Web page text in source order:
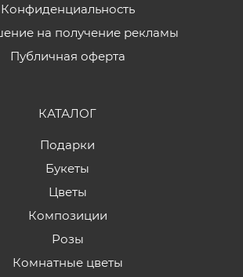
Конфиденциальность
на получение рекламы
Публичная оферта
КАТАЛОГ
Подарки
Букеты
Цветы
Композиции
Розы
Комнатные цветы